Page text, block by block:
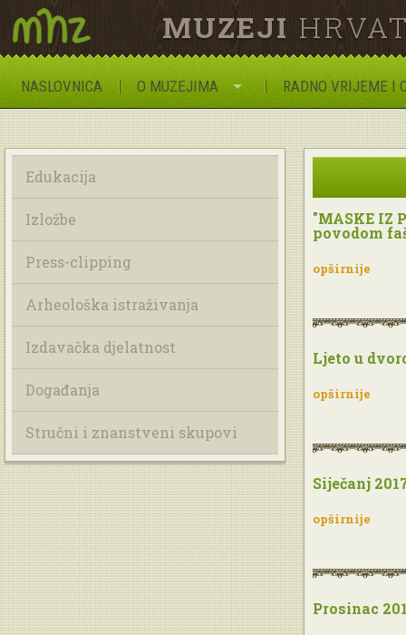
MUZEJI
NASLOVNICA O MUZEJIMA RADNO VRIJEME I
Edukacija
Izložbe
Press-clipping
Arheološka istraživanja
Izdavačka djelatnost
Događanja
Stručni i znanstveni skupovi
"MASKE IZ
povodom
opširnije
Ljeto u
opširnije
Siječanj
opširnije
Prosinac